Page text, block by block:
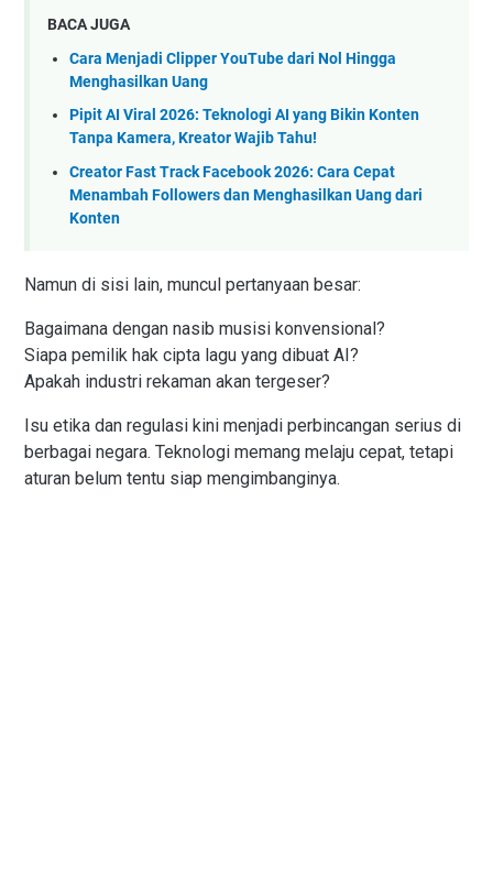
BACA JUGA
Cara Menjadi Clipper YouTube dari Nol Hingga
Menghasilkan Uang
Pipit AI Viral 2026: Teknologi AI yang Bikin Konten
Tanpa Kamera, Kreator Wajib Tahu!
Creator Fast Track Facebook 2026: Cara Cepat
Menambah Followers dan Menghasilkan Uang dari
Konten
Namun di sisi lain, muncul pertanyaan besar:
Bagaimana dengan nasib musisi konvensional?
Siapa pemilik hak cipta lagu yang dibuat AI?
Apakah industri rekaman akan tergeser?
Isu etika dan regulasi kini menjadi perbincangan serius di
berbagai negara. Teknologi memang melaju cepat, tetapi
aturan belum tentu siap mengimbanginya.